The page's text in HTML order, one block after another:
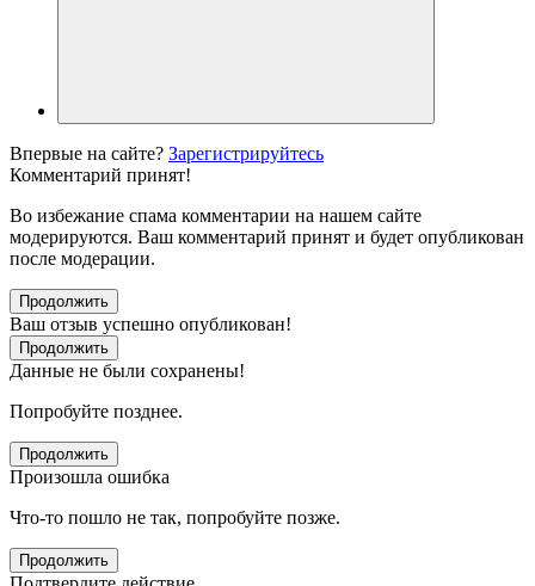
Впервые на сайте? Зарегистрируйтесь
Комментарий принят!
Во избежание спама комментарии на нашем сайте
модерируются. Ваш комментарий принят и будет опубликован
после модерации.
Продолжить
Ваш отзыв успешно опубликован!
Продолжить
Данные не были сохранены!
Попробуйте позднее.
Продолжить
Произошла ошибка
Что-то пошло не так, попробуйте позже.
Продолжить